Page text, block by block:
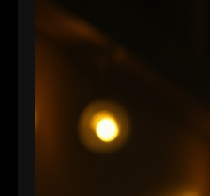
Farbdarstellung und
Tiefe eine entscheidende
werden.…